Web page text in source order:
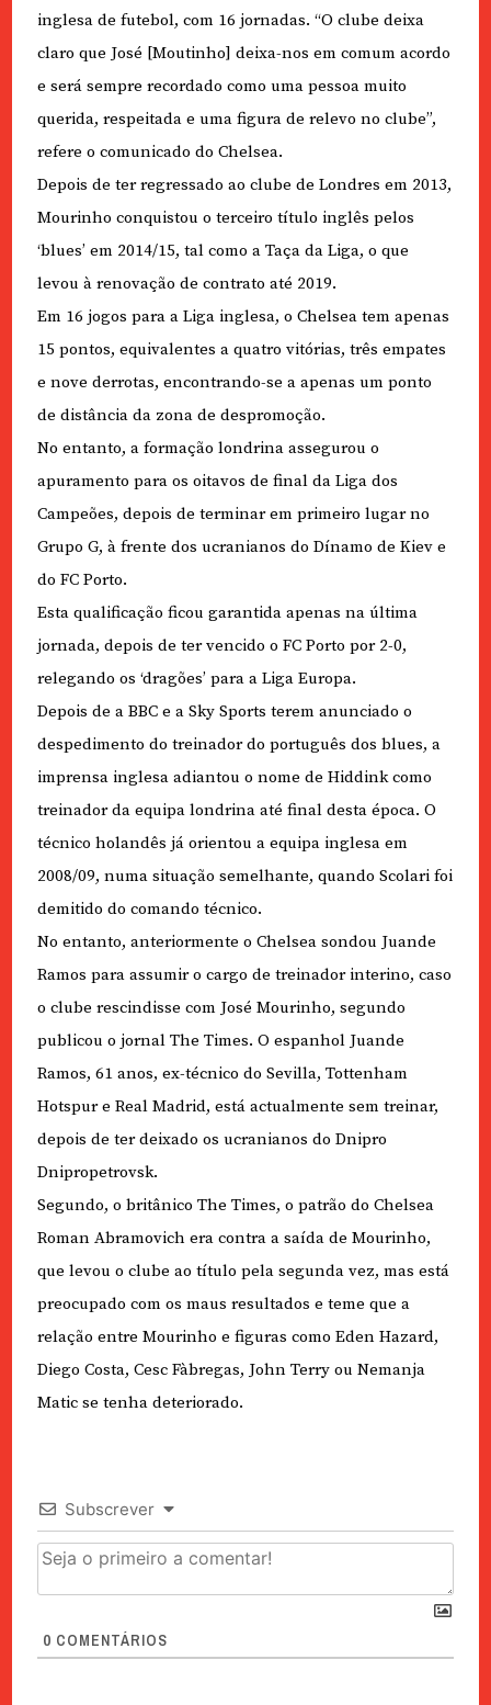
inglesa de futebol, com 16 jornadas. “O clube deixa
claro que José [Moutinho] deixa-nos em comum acordo
e será sempre recordado como uma pessoa muito
querida, respeitada e uma figura de relevo no clube”,
refere o comunicado do Chelsea.
Depois de ter regressado ao clube de Londres em 2013,
Mourinho conquistou o terceiro título inglês pelos
‘blues’ em 2014/15, tal como a Taça da Liga, o que
levou à renovação de contrato até 2019.
Em 16 jogos para a Liga inglesa, o Chelsea tem apenas
15 pontos, equivalentes a quatro vitórias, três empates
e nove derrotas, encontrando-se a apenas um ponto
de distância da zona de despromoção.
No entanto, a formação londrina assegurou o
apuramento para os oitavos de final da Liga dos
Campeões, depois de terminar em primeiro lugar no
Grupo G, à frente dos ucranianos do Dínamo de Kiev e
do FC Porto.
Esta qualificação ficou garantida apenas na última
jornada, depois de ter vencido o FC Porto por 2-0,
relegando os ‘dragões’ para a Liga Europa.
Depois de a BBC e a Sky Sports terem anunciado o
despedimento do treinador do português dos blues, a
imprensa inglesa adiantou o nome de Hiddink como
treinador da equipa londrina até final desta época. O
técnico holandês já orientou a equipa inglesa em
2008/09, numa situação semelhante, quando Scolari foi
demitido do comando técnico.
No entanto, anteriormente o Chelsea sondou Juande
Ramos para assumir o cargo de treinador interino, caso
o clube rescindisse com José Mourinho, segundo
publicou o jornal The Times. O espanhol Juande
Ramos, 61 anos, ex-técnico do Sevilla, Tottenham
Hotspur e Real Madrid, está actualmente sem treinar,
depois de ter deixado os ucranianos do Dnipro
Dnipropetrovsk.
Segundo, o britânico The Times, o patrão do Chelsea
Roman Abramovich era contra a saída de Mourinho,
que levou o clube ao título pela segunda vez, mas está
preocupado com os maus resultados e teme que a
relação entre Mourinho e figuras como Eden Hazard,
Diego Costa, Cesc Fàbregas, John Terry ou Nemanja
Matic se tenha deteriorado.
Subscrever
0 COMENTÁRIOS